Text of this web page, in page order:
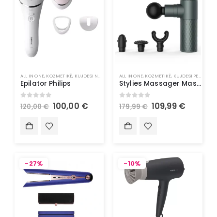
ALL IN ONE, KOZMETIKË, KUJDESI NDAJ LËKURËS ,KUJDESI PERSONAL
Epilator Philips
0out of 5
120,00€ 100,00 €
ALL IN ONE, KOZMETIKË, KUJDESI PERSONAL
Stylies Massager Masazhues
0out of 5
179,99€ 109,99 €
-27% -10%